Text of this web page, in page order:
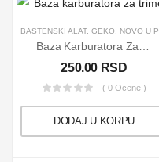
BAŠTENSKI ALAT, GEKO NOVO U PONUDI
250.00 RSD
( 0 Ocene )
DODAJ U KORPU